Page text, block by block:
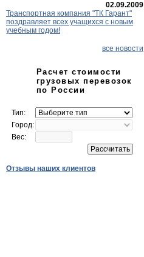
02.09.2009
Транспортная компания "ТК Гарант"
поздравляет всех учащихся с новым
учебным годом!
все новости
Расчет стоимости
грузовых перевозок
по России
Тип:
Город:
Вес:
Отзывы наших клиентов